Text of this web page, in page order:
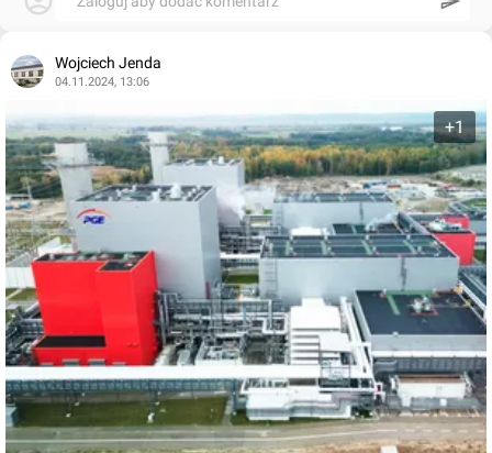
Wojciech Jenda
04.11.2024, 13:06
+1